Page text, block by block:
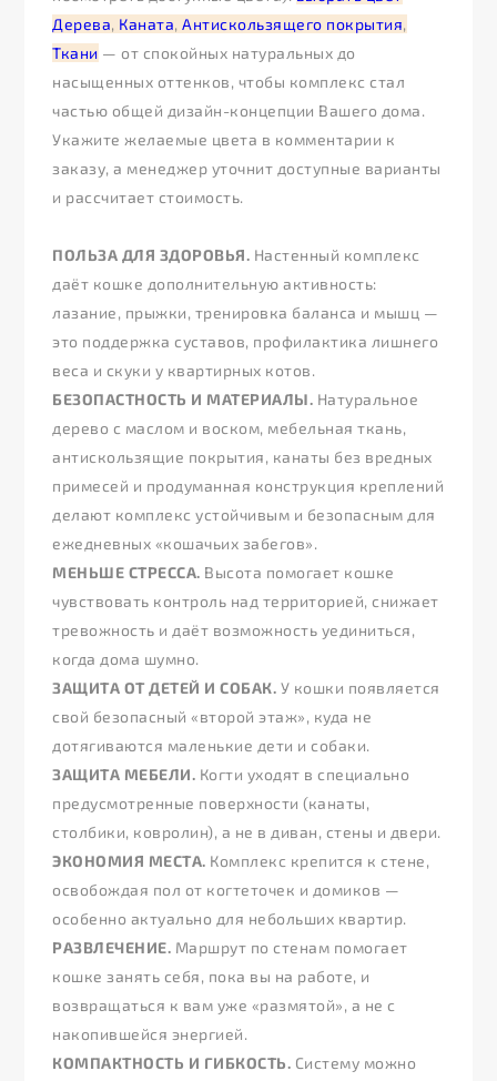
Дерева, Каната,Антискользящего покрытия,
Ткани — от спокойных натуральных до
насыщенных оттенков, чтобы комплекс стал
частью общей дизайн-концепции Вашего дома.
Укажите желаемые цвета в комментарии к
заказу, а менеджер уточнит доступные варианты
и рассчитает стоимость.
ПОЛЬЗА ДЛЯ ЗДОРОВЬЯ. Настенный комплекс
даёт кошке дополнительную активность:
лазание, прыжки, тренировка баланса и мышц —
это поддержка суставов, профилактика лишнего
веса и скуки у квартирных котов.
БЕЗОПАСТНОСТЬ И МАТЕРИАЛЫ. Натуральное
дерево с маслом и воском, мебельная ткань,
антискользящие покрытия, канаты без вредных
примесей и продуманная конструкция креплений
делают комплекс устойчивым и безопасным для
ежедневных «кошачьих забегов».
МЕНЬШЕ СТРЕССА. Высота помогает кошке
чувствовать контроль над территорией, снижает
тревожность и даёт возможность уединиться,
когда дома шумно.
ЗАЩИТА ОТ ДЕТЕЙ И СОБАК. У кошки появляется
свой безопасный «второй этаж», куда не
дотягиваются маленькие дети и собаки.
ЗАЩИТА МЕБЕЛИ. Когти уходят в специально
предусмотренные поверхности (канаты,
столбики, ковролин), а не в диван, стены и двери.
ЭКОНОМИЯ МЕСТА. Комплекс крепится к стене,
освобождая пол от когтеточек и домиков —
особенно актуально для небольших квартир.
РАЗВЛЕЧЕНИЕ. Маршрут по стенам помогает
кошке занять себя, пока вы на работе, и
возвращаться к вам уже «размятой», а не с
накопившейся энергией.
КОМПАКТНОСТЬ И ГИБКОСТЬ. Систему можно